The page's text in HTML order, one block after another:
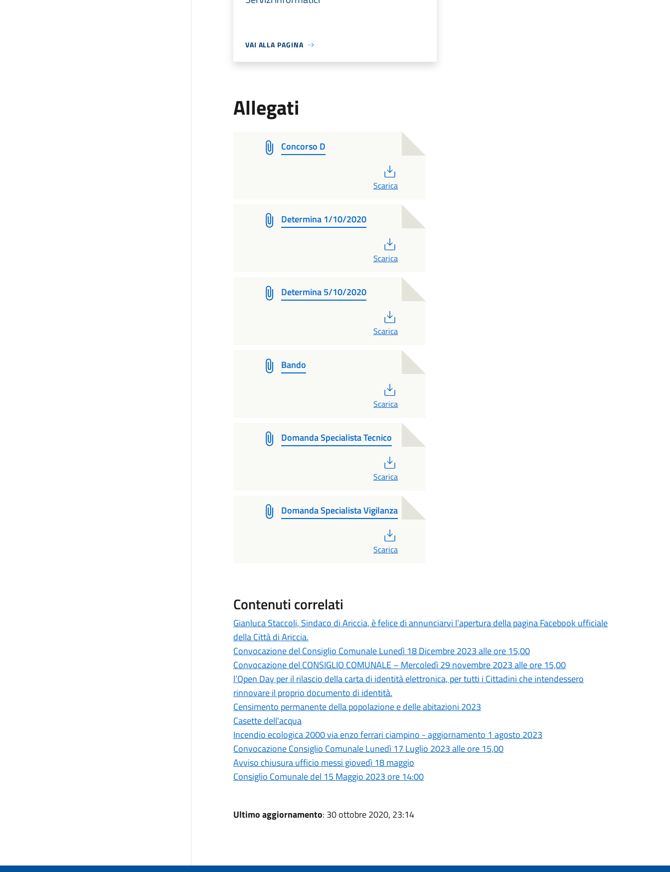
VAI ALLA PAGINA
Allegati
Concorso D
Scarica
Determina 1/10/2020
Scarica
Determina 5/10/2020
Scarica
Bando
Scarica
Domanda Specialista Tecnico
Scarica
Domanda Specialista Vigilanza
Scarica
Contenuti correlati
Gianluca Staccoli, Sindaco di Ariccia, è felice di annunciarvi l’apertura della pagina Facebook ufficiale
della Città di Ariccia.
Convocazione del Consiglio Comunale Lunedì 18 Dicembre 2023 alle ore 15,00
Convocazione del CONSIGLIO COMUNALE – Mercoledì 29 novembre 2023 alle ore 15,00
l’Open Day per il rilascio della carta di identità elettronica, per tutti i Cittadini che intendessero
rinnovare il proprio documento di identità.
Censimento permanente della popolazione e delle abitazioni 2023
Casette dell'acqua
Incendio ecologica 2000 via enzo ferrari ciampino - aggiornamento 1 agosto 2023
Convocazione Consiglio Comunale Lunedì 17 Luglio 2023 alle ore 15,00
Avviso chiusura ufficio messi giovedì 18 maggio
Consiglio Comunale del 15 Maggio 2023 ore 14:00
Ultimo aggiornamento: 30 ottobre 2020, 23:14